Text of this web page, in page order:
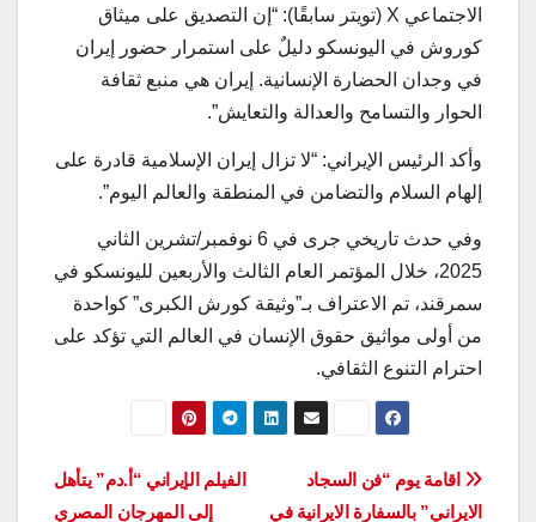
الاجتماعي X (تويتر سابقًا): “إن التصديق على ميثاق
كوروش في اليونسكو دليلٌ على استمرار حضور إيران
في وجدان الحضارة الإنسانية. إيران هي منبع ثقافة
الحوار والتسامح والعدالة والتعايش”.
وأكد الرئيس الإيراني: “لا تزال إيران الإسلامية قادرة على
إلهام السلام والتضامن في المنطقة والعالم اليوم”.
وفي حدث تاريخي جرى في 6 نوفمبر/تشرين الثاني
2025، خلال المؤتمر العام الثالث والأربعين لليونسكو في
سمرقند، تم الاعتراف بـ”وثيقة كورش الكبرى” كواحدة
من أولى مواثيق حقوق الإنسان في العالم التي تؤكد على
احترام التنوع الثقافي.
تصفّح
الفيلم الإيراني “أ.دم” يتأهل
إلى المهرجان المصري
اقامة يوم “فن السجاد
الايراني” بالسفارة الايرانية في